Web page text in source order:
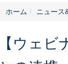
ホーム ニュース
【ウェ